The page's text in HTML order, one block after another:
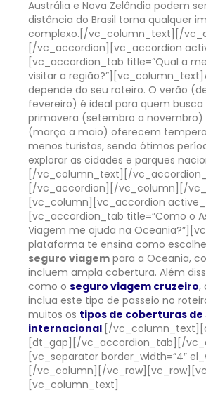
Austrália e Nova Zelândia podem
distância do Brasil torna qualquer
complexo. [/vc_column_text][/
[/vc_accordion][vc_accordion
[vc_accordion_tab title=”Qual a
visitar a região?”][vc_column_text]
depende do seu roteiro. O verão
fevereiro) é ideal para quem busca
primavera (setembro a novembro)
(março a maio) oferecem
menos turistas, sendo ótimos
explorar as cidades e parques
[/vc_column_text][/
[/vc_accordion][/vc_column][/
[vc_column][vc_accordion
[vc_accordion_tab title=”Como o
Viagem me ajuda na
plataforma te ensina como
seguro viagem para a Oceania,
incluem ampla cobertura. Além
como o seguro viagem cruzeiro,
inclua este tipo de passeio no
muitos os tipos de coberturas
internacional. [/
[dt_gap][/vc_accordion_tab][/
[vc_separator border_width=”4″
[/vc_column][/
[vc_column_text]